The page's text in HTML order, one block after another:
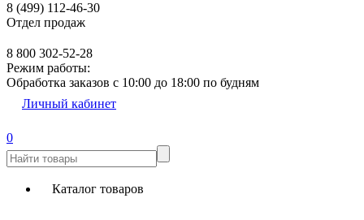
8 (499) 112-46-30
Отдел продаж
8 800 302-52-28
Режим работы:
Обработка заказов с 10:00 до 18:00 по будням
Личный кабинет
0
Каталог товаров